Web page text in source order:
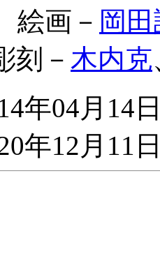
画－ 岡
－ 木内克
年04月14
年12月11